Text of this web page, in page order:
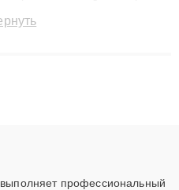
случаи: от замены
профессиональный